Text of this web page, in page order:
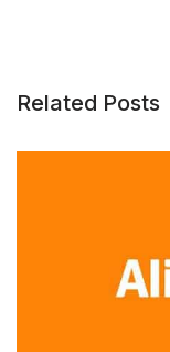
Related Posts